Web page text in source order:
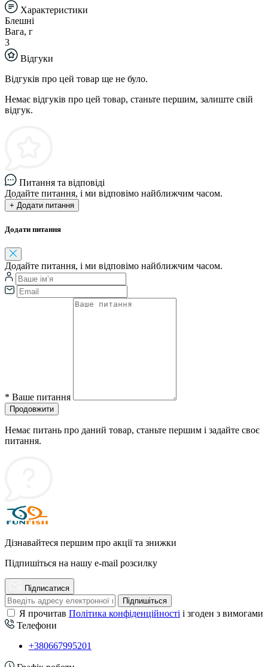
Характеристики
Блешні
Вага, г
3
Відгуки
Відгуків про цей товар ще не було.
Немає відгуків про цей товар, станьте першим, залиште свій
відгук.
Питання та відповіді
Додайте питання, і ми відповімо найближчим часом.
+ Додати питання
Додати питання
Додайте питання, і ми відповімо найближчим часом.
* Ваше питання
Продовжити
Немає питань про даний товар, станьте першим і задайте своє
питання.
Дізнавайтеся першим про акції та знижки
Підпишіться на нашу e-mail розсилку
Підписатися
Підпишіться
Я прочитав Політика конфіденційності і згоден з вимогами
Телефони
+380667995201